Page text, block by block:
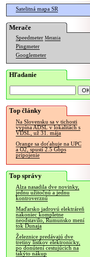
Satelitná mapa SR
Merače
Speedmeter Merania
Pingmeter
Googlemeter
Hľadanie
Top články
Na Slovensku sa v tichosti
vypína ADSL v lokalitách s
VDSL, už 31. mája
Orange sa doťahuje na UPC
a O2, spustí 2.5 Gbps
pripojenie
Top správy
Alza nasadila dve novinky,
jednu užitočnú a jednu
kontroverznú
Maďarsko jadrovú elektráreň
nakoniec kompletne
neodstavilo, Rumunsko mení
tok Dunaja
Železnice predávajú dve
tretiny lístkov elektronicky,
po donútení cestujúcich na
takýto nákup